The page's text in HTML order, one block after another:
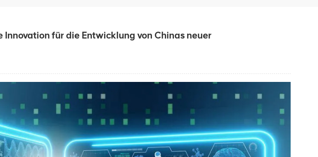
Innovation für die Entwicklung von Chinas neuer